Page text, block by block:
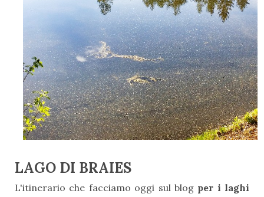
LAGO DI BRAIES
L'itinerario che facciamo oggi sul blogper i laghi